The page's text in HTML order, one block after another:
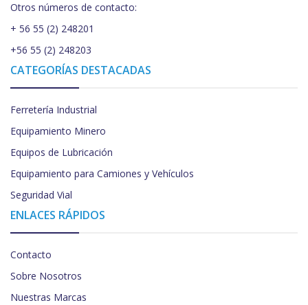
Otros números de contacto:
+ 56 55 (2) 248201
+56 55 (2) 248203
CATEGORÍAS DESTACADAS
Ferretería Industrial
Equipamiento Minero
Equipos de Lubricación
Equipamiento para Camiones y Vehículos
Seguridad Vial
ENLACES RÁPIDOS
Contacto
Sobre Nosotros
Nuestras Marcas